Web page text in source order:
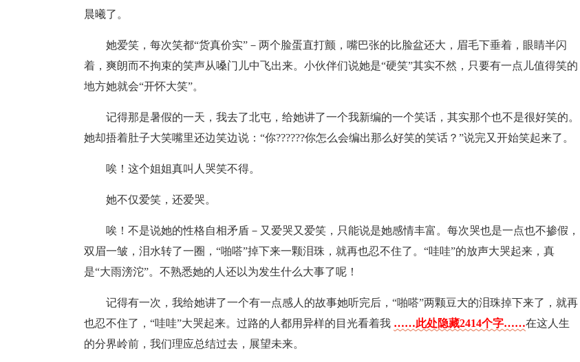
晨曦了。
她爱笑，每次笑都“货真价实”－两个脸蛋直打颤，嘴巴张的比脸盆还大，眉毛下垂着，眼睛半闪
着，爽朗而不拘束的笑声从嗓门儿中飞出来。小伙伴们说她是“硬笑”其实不然，只要有一点儿值得笑的
地方她就会“开怀大笑”。
记得那是暑假的一天，我去了北屯，给她讲了一个我新编的一个笑话，其实那个也不是很好笑的。
她却捂着肚子大笑嘴里还边笑边说：“你??????你怎么会编出那么好笑的笑话？”说完又开始笑起来了。
唉！这个姐姐真叫人哭笑不得。
她不仅爱笑，还爱哭。
唉！不是说她的性格自相矛盾－又爱哭又爱笑，只能说是她感情丰富。每次哭也是一点也不掺假，
双眉一皱，泪水转了一圈，“啪嗒”掉下来一颗泪珠，就再也忍不住了。“哇哇”的放声大哭起来，真
是“大雨滂沱”。不熟悉她的人还以为发生什么大事了呢！
记得有一次，我给她讲了一个有一点感人的故事她听完后，“啪嗒”两颗豆大的泪珠掉下来了，就再
也忍不住了，“哇哇”大哭起来。过路的人都用异样的目光看着我 ……此处隐藏2414个字……在这人生
的分界岭前，我们理应总结过去，展望未来。